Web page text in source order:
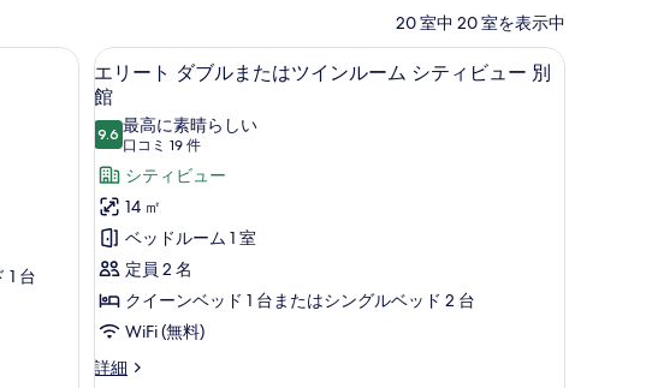
20 室中 20 室を表示中
別館 | 高級寝具、羽毛の掛け布団、低反発ベッド、ミニバー
1 台
エ
リ
ー
ト
ダ
ブ
ル
ま
た
は
ツ
エリート ダブルまたはツインルーム シティ
12
エリート ダブルまたはツインルーム シティビュー 別
館
9.610 点中 9.6
最高に素晴らしい
口コミ 19 件
(口
コ
ミ
19
件)
シティビュー
14 ㎡
ベッドルーム 1 室
定員 2 名
クイーンベッド 1 台またはシングルベッド 2 台
WiFi (無料)
詳細
エ